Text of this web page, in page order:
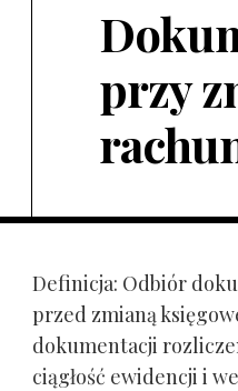
przy
Definicja: Odbiór
przed zmianą
dokumentacji
ciągłość ewidencji i